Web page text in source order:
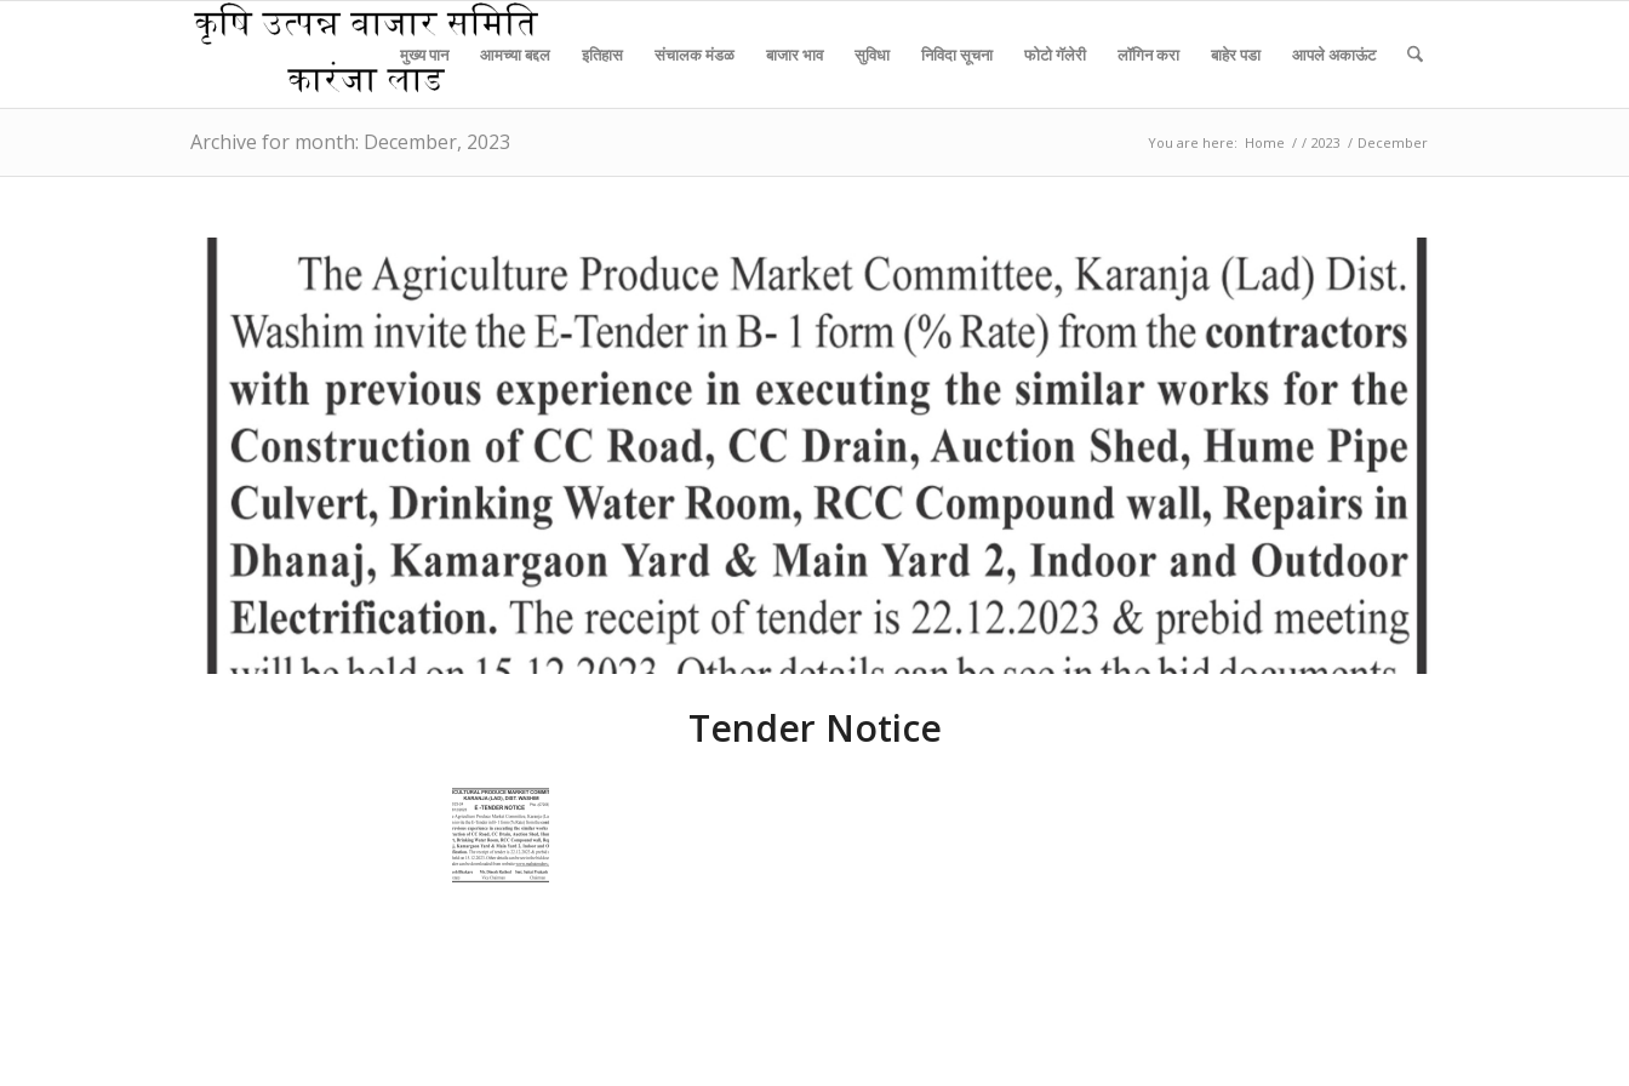
मुख्य पान आमच्या बद्दल इतिहास संचालक मंडळ बाजार भाव सुविधा निविदा सूचना फोटो गॅलेरी लॉगिन करा बाहेर पडा आपले अकाऊंट
Archive for month: December, 2023 You are here: Home / / 2023 / December
Tender Notice